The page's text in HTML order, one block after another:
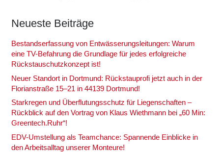
Neu­es­te Bei­trä­ge
Bestands­er­fas­sung von Ent­wäs­se­rungs­lei­tun­gen: War­um
eine TV-Befah­rung die Grund­la­ge für jedes erfolg­rei­che
Rückstau­schutz­kon­zept ist!
Neu­er Stand­ort in Dort­mund: Rück­stau­pro­fi jetzt auch in der
Flo­ri­an­stra­ße 15–21 in 44139 Dort­mund!
Stark­re­gen und Über­flu­tungs­schutz für Lie­gen­schaf­ten –
Rück­blick auf den Vor­trag von Klaus Wieth­mann bei „60 Min:
Greentech.Ruhr“!
EDV-Umstel­lung als Team­chan­ce: Span­nen­de Ein­bli­cke in
den Arbeits­all­tag unse­rer Mon­teu­re!